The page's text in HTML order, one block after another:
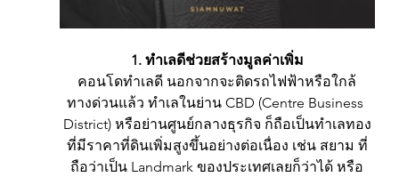
1. ทำเลดีช่วยสร้างมูลค่าเพิ่ม
คอนโดทำเลดี นอกจากจะติดรถไฟฟ้าหรือใกล้
ทางด่วนแล้ว ทำเลในย่าน CBD (Centre Business
District) หรือย่านศูนย์กลางธุรกิจ ก็ถือเป็นทำเลทอง
ที่มีราคาที่ดินเพิ่มสูงขึ้นอย่างต่อเนื่อง เช่น สยาม ที่
ถือว่าเป็น Landmark ของประเทศเลยก็ว่าได้ หรือ